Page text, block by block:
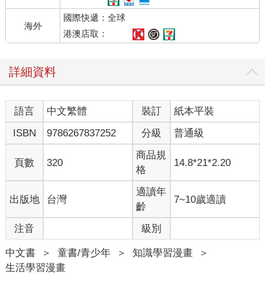
海外
國際快遞：全球
港澳店取：
詳細資料
語言 中文繁體 裝訂
紙本平裝
ISBN
9786267837252 分級 普通級
頁數 320
商品規
格
14.8*21*2.20
出版地 台灣
適讀年
齡
7~10歲適讀
注音 級別
中文書 ＞ 童書/青少年 ＞ 知識學習漫畫
＞
生活學習漫畫